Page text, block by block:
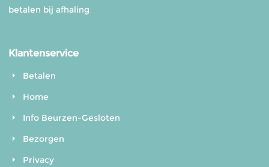
betalen bij afhaling
Klantenservice
Betalen
Home
Info Beurzen-Gesloten
Bezorgen
Privacy